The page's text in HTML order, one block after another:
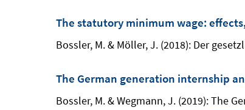
The statutory minimum wage:
Bossler, M. & Möller, J. (2018): Der
The German generation internship
Bossler, M. & Wegmann, J. (2019): The